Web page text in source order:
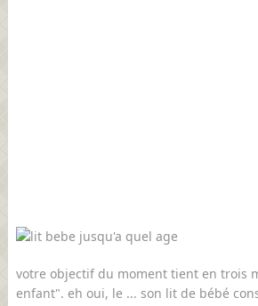
votre objectif du moment tient en trois
enfant". eh oui, le ... son lit de bébé